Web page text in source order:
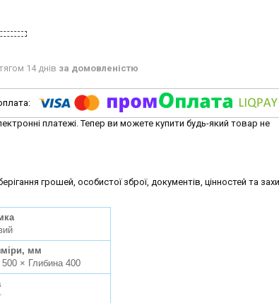
14 днів за домовленістю
платежі. Тепер ви можете купити будь-який товар не
грошей, особистої зброї, документів, цінностей та
мм
× Глибина 400